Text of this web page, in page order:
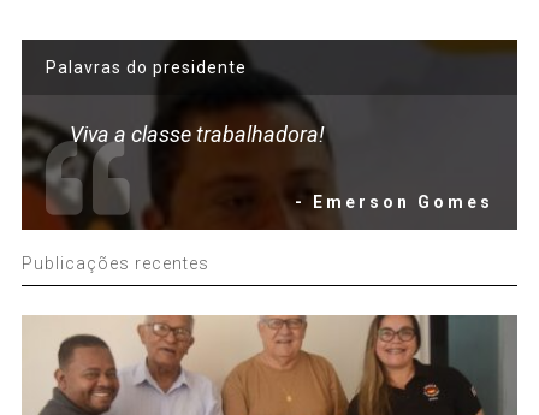
Palavras do presidente
Viva a classe trabalhadora!
- Emerson Gomes
Publicações recentes